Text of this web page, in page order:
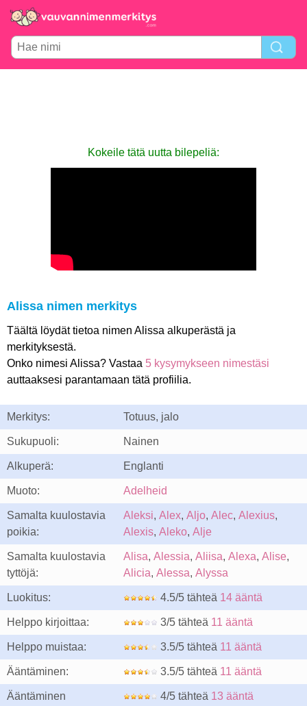
Kokeile tätä uutta bilepeliä:
Alissa nimen merkitys
Täältä löydät tietoa nimen Alissa alkuperästä ja
merkityksestä.
Onko nimesi Alissa? Vastaa 5 kysymykseen nimestäsi
auttaaksesi parantamaan tätä profiilia.
Merkitys: Totuus, jalo
Sukupuoli: Nainen
Alkuperä: Englanti
Muoto: Adelheid
Samalta kuulostavia
poikia:
Aleksi, Alex, Aljo, Alec, Alexius,
Alexis, Aleko, Alje
Samalta kuulostavia
tyttöjä:
Alisa, Alessia, Aliisa, Alexa, Alise,
Alicia, Alessa, Alyssa
Luokitus: 4.5/5 tähteä 14 ääntä
Helppo kirjoittaa: 3/5 tähteä 11 ääntä
Helppo muistaa: 3.5/5 tähteä 11 ääntä
Ääntäminen: 3.5/5 tähteä 11 ääntä
Ääntäminen
4/5 tähteä 13 ääntä